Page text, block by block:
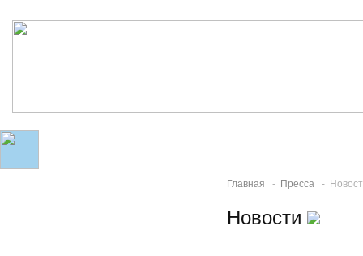
Главная - Пресса -
Новости